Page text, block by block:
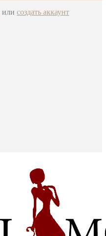
или создать аккаунт